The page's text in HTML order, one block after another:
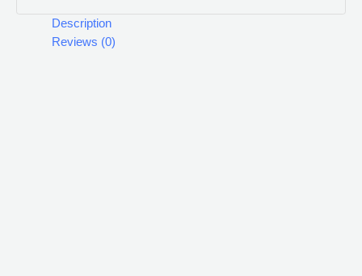
Description
Reviews (0)